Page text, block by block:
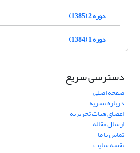
دوره 2 (1385)
دوره 1 (1384)
دسترسی سریع
صفحه اصلی
درباره نشریه
اعضای هیات تحریریه
ارسال مقاله
تماس با ما
نقشه سایت